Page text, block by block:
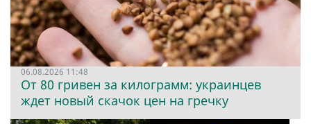
06.08.2026 11:48
От 80 гривен за килограмм: украинцев
ждет новый скачок цен на гречку